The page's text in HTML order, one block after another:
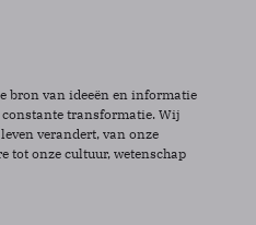
bron van ideeën en informatie
constante transformatie. Wij
verandert, van onze
tot onze cultuur, wetenschap